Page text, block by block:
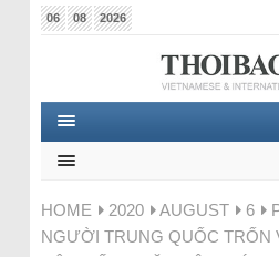
06 08 2026
HOME 2020 AUGUST 6
NGƯỜI TRUNG QUỐC TRỐN